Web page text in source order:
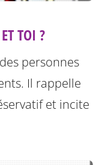
TOI ?
personnes
Il rappelle
et incite